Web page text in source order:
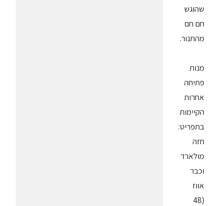
שהוגש
חם חם
מהתנור.
מנות
פתיחה
אחרות
הקיימות
בתפריט:
חזה
מולארד
וכבר
אווז
(48